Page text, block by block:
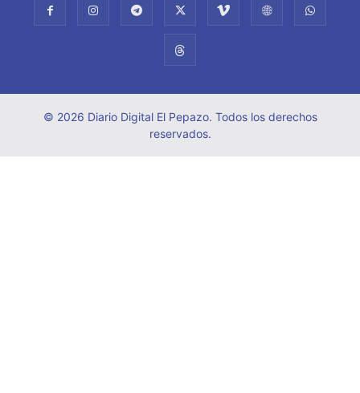
© 2026 Diario Digital El Pepazo. Todos los derechos
reservados.